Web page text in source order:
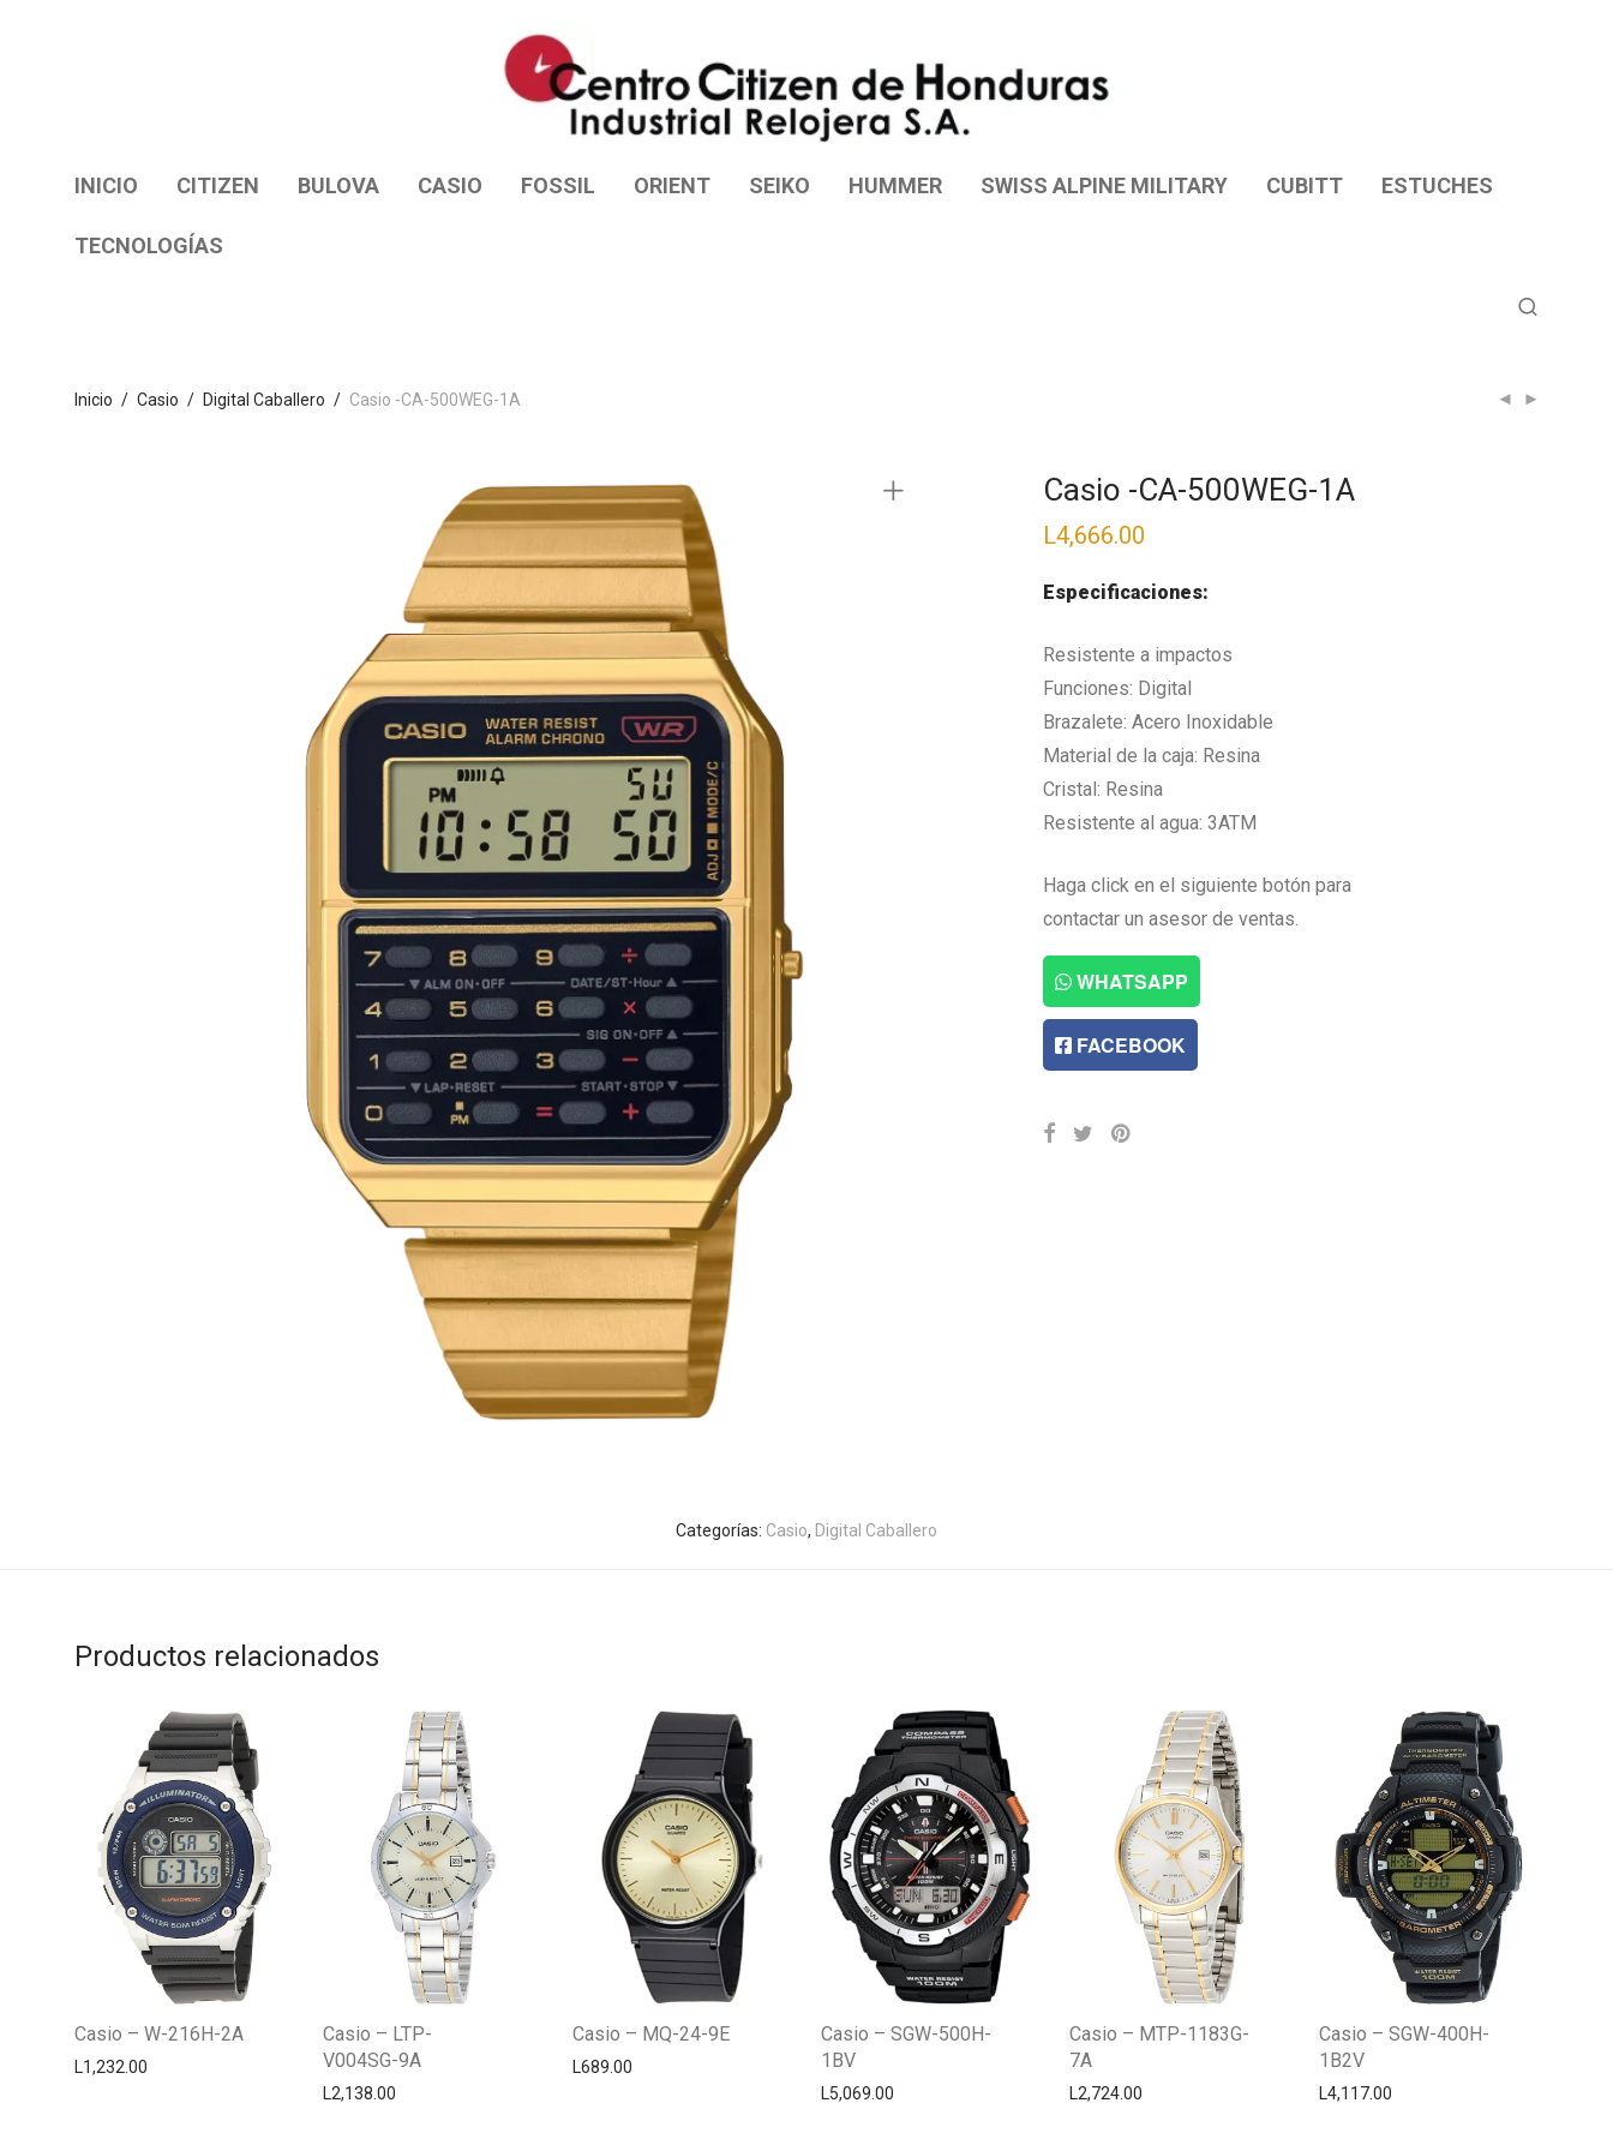
INICIO CITIZEN BULOVA CASIO FOSSIL ORIENT SEIKO HUMMER SWISS ALPINE MILITARY CUBITT ESTUCHES
TECNOLOGÍAS
Inicio / Casio / Digital Caballero / Casio -CA-500WEG-1A
Casio -CA-500WEG-1A
L4,666.00
Especificaciones:
Resistente a impactos
Funciones: Digital
Brazalete: Acero Inoxidable
Material de la caja: Resina
Cristal: Resina
Resistente al agua: 3ATM
Haga click en el siguiente botón para
contactar un asesor de ventas.
WHATSAPP
FACEBOOK
Categorías: Casio, Digital Caballero
Productos relacionados
Casio – W-216H-2A
L1,232.00
Casio – LTP-
V004SG-9A
L2,138.00
Casio – MQ-24-9E
L689.00
Casio – SGW-500H-
1BV
L5,069.00
Casio – MTP-1183G-
7A
L2,724.00
Casio – SGW-400H-
1B2V
L4,117.00
Centro Citizen
Typically replies within a day